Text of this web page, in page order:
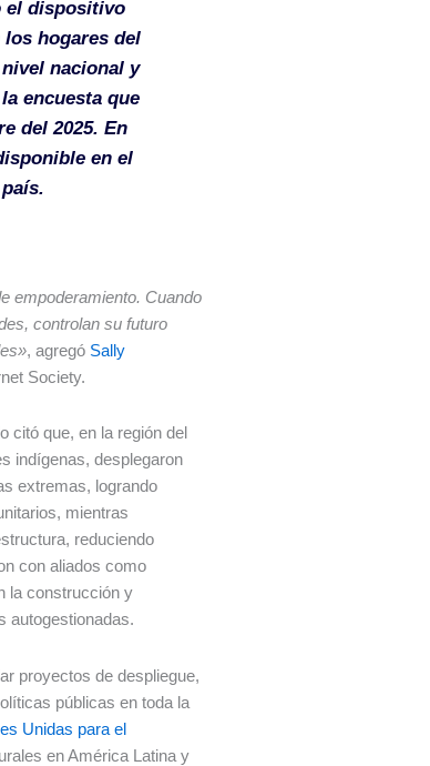
el dispositivo
hogares del
nacional y
encuesta que
del 2025. En
en el
empoderamiento. Cuando
controlan su futuro
, agregó Sally
Society.
citó que, en la región del
indígenas, desplegaron
extremas, logrando
mientras
reduciendo
con aliados como
la construcción y
autogestionadas.
proyectos de despliegue,
públicas en toda la
Unidas para el
en América Latina y